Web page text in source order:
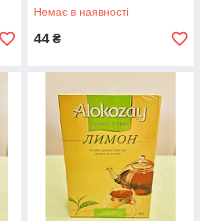
Немає в наявності
44 ₴